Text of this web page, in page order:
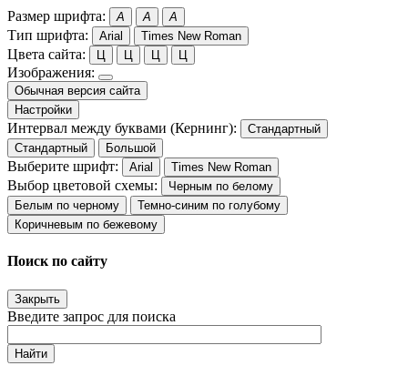
Размер шрифта: A A A
Тип шрифта: Arial Times New Roman
Цвета сайта: Ц Ц Ц Ц
Изображения:
Обычная версия сайта
Настройки
Интервал между буквами (Кернинг):
Стандартный
Стандартный
Большой
Выберите шрифт: Arial Times New Roman
Выбор цветовой схемы:
Черным по белому
Белым по черному
Темно-синим по голубому
Коричневым по бежевому
Поиск по сайту
Закрыть
Введите запрос для поиска
Найти